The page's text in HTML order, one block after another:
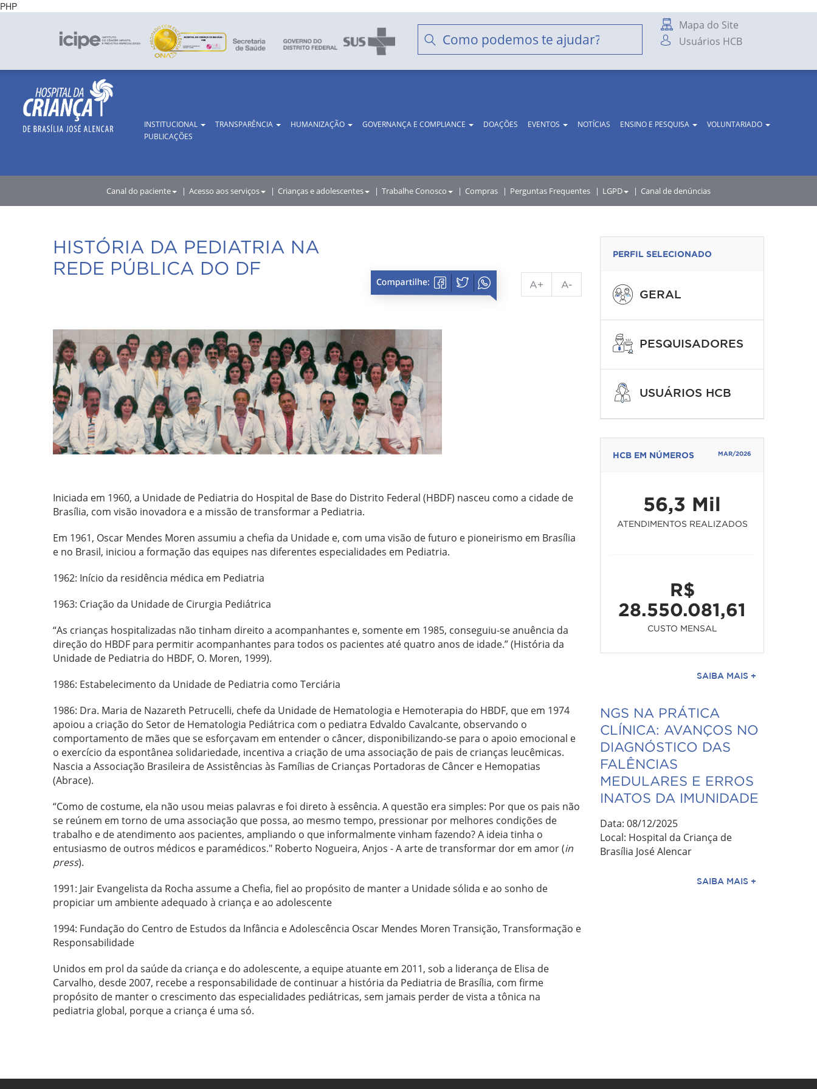
PHP
Mapa do Site
Usuários HCB
INSTITUCIONAL TRANSPARÊNCIA HUMANIZAÇÃO GOVERNANÇA E COMPLIANCE DOAÇÕES EVENTOS NOTÍCIAS ENSINO E PESQUISA
VOLUNTARIADO
PUBLICAÇÕES
Canal do paciente Acesso aos serviços Crianças e adolescentes Trabalhe Conosco Compras Perguntas Frequentes LGPD Canal de denúncias
HISTÓRIA DA PEDIATRIA NA
REDE PÚBLICA DO DF
A+ A-
Iniciada em 1960, a Unidade de Pediatria do Hospital de Base do Distrito Federal (HBDF) nasceu como a cidade de
Brasília, com visão inovadora e a missão de transformar a Pediatria.
Em 1961, Oscar Mendes Moren assumiu a chefia da Unidade e, com uma visão de futuro e pioneirismo em Brasília
e no Brasil, iniciou a formação das equipes nas diferentes especialidades em Pediatria.
1962: Início da residência médica em Pediatria
1963: Criação da Unidade de Cirurgia Pediátrica
“As crianças hospitalizadas não tinham direito a acompanhantes e, somente em 1985, conseguiu-se anuência da
direção do HBDF para permitir acompanhantes para todos os pacientes até quatro anos de idade.” (História da
Unidade de Pediatria do HBDF, O. Moren, 1999).
1986: Estabelecimento da Unidade de Pediatria como Terciária
1986: Dra. Maria de Nazareth Petrucelli, chefe da Unidade de Hematologia e Hemoterapia do HBDF, que em 1974
apoiou a criação do Setor de Hematologia Pediátrica com o pediatra Edvaldo Cavalcante, observando o
comportamento de mães que se esforçavam em entender o câncer, disponibilizando-se para o apoio emocional e
o exercício da espontânea solidariedade, incentiva a criação de uma associação de pais de crianças leucêmicas.
Nascia a Associação Brasileira de Assistências às Famílias de Crianças Portadoras de Câncer e Hemopatias
(Abrace).
“Como de costume, ela não usou meias palavras e foi direto à essência. A questão era simples: Por que os pais não
se reúnem em torno de uma associação que possa, ao mesmo tempo, pressionar por melhores condições de
trabalho e de atendimento aos pacientes, ampliando o que informalmente vinham fazendo? A ideia tinha o
entusiasmo de outros médicos e paramédicos." Roberto Nogueira, Anjos - A arte de transformar dor em amor (in
press).
1991: Jair Evangelista da Rocha assume a Chefia, fiel ao propósito de manter a Unidade sólida e ao sonho de
propiciar um ambiente adequado à criança e ao adolescente
1994: Fundação do Centro de Estudos da Infância e Adolescência Oscar Mendes Moren Transição, Transformação e
Responsabilidade
Unidos em prol da saúde da criança e do adolescente, a equipe atuante em 2011, sob a liderança de Elisa de
Carvalho, desde 2007, recebe a responsabilidade de continuar a história da Pediatria de Brasília, com firme
propósito de manter o crescimento das especialidades pediátricas, sem jamais perder de vista a tônica na
pediatria global, porque a criança é uma só.
PERFIL SELECIONADO
GERAL
PESQUISADORES
USUÁRIOS HCB
HCB EM NÚMEROS MAR/2026
56,3 Mil
ATENDIMENTOS REALIZADOS
R$
28.550.081,61
CUSTO MENSAL
SAIBA MAIS +
NGS NA PRÁTICA
CLÍNICA: AVANÇOS NO
DIAGNÓSTICO DAS
FALÊNCIAS
MEDULARES E ERROS
INATOS DA IMUNIDADE
Data: 08/12/2025
Local: Hospital da Criança de
Brasília José Alencar
SAIBA MAIS +